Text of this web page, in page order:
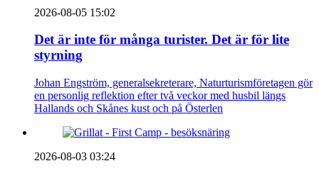
2026-08-05 15:02
Det är inte för många turister. Det är för lite
styrning
Johan Engström, generalsekreterare, Naturturismföretagen gör
en personlig reflektion efter två veckor med husbil längs
Hallands och Skånes kust och på Österlen
2026-08-03 03:24